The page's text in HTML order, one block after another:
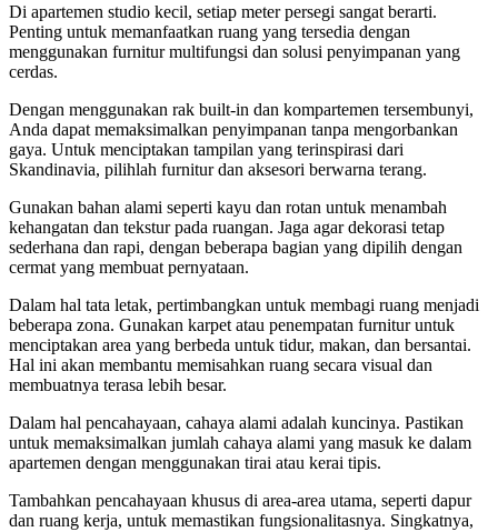
Di apartemen studio kecil, setiap meter persegi sangat berarti.
Penting untuk memanfaatkan ruang yang tersedia dengan
menggunakan furnitur multifungsi dan solusi penyimpanan yang
cerdas.
Dengan menggunakan rak built-in dan kompartemen tersembunyi,
Anda dapat memaksimalkan penyimpanan tanpa mengorbankan
gaya. Untuk menciptakan tampilan yang terinspirasi dari
Skandinavia, pilihlah furnitur dan aksesori berwarna terang.
Gunakan bahan alami seperti kayu dan rotan untuk menambah
kehangatan dan tekstur pada ruangan. Jaga agar dekorasi tetap
sederhana dan rapi, dengan beberapa bagian yang dipilih dengan
cermat yang membuat pernyataan.
Dalam hal tata letak, pertimbangkan untuk membagi ruang menjadi
beberapa zona. Gunakan karpet atau penempatan furnitur untuk
menciptakan area yang berbeda untuk tidur, makan, dan bersantai.
Hal ini akan membantu memisahkan ruang secara visual dan
membuatnya terasa lebih besar.
Dalam hal pencahayaan, cahaya alami adalah kuncinya. Pastikan
untuk memaksimalkan jumlah cahaya alami yang masuk ke dalam
apartemen dengan menggunakan tirai atau kerai tipis.
Tambahkan pencahayaan khusus di area-area utama, seperti dapur
dan ruang kerja, untuk memastikan fungsionalitasnya. Singkatnya,